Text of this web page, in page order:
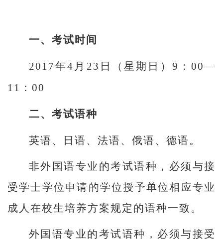
一、考试时间
2017年4月23日
（星期日）9：00—
11：00
二、考试语种
英语、日语、法语、俄语、德语。
非外国语专业的考试语种，必须与接
受学士学位申请的学位授予单位相应专业
成人在校生培养方案规定的语种一致。
外国语专业的考试语种，必须与接受